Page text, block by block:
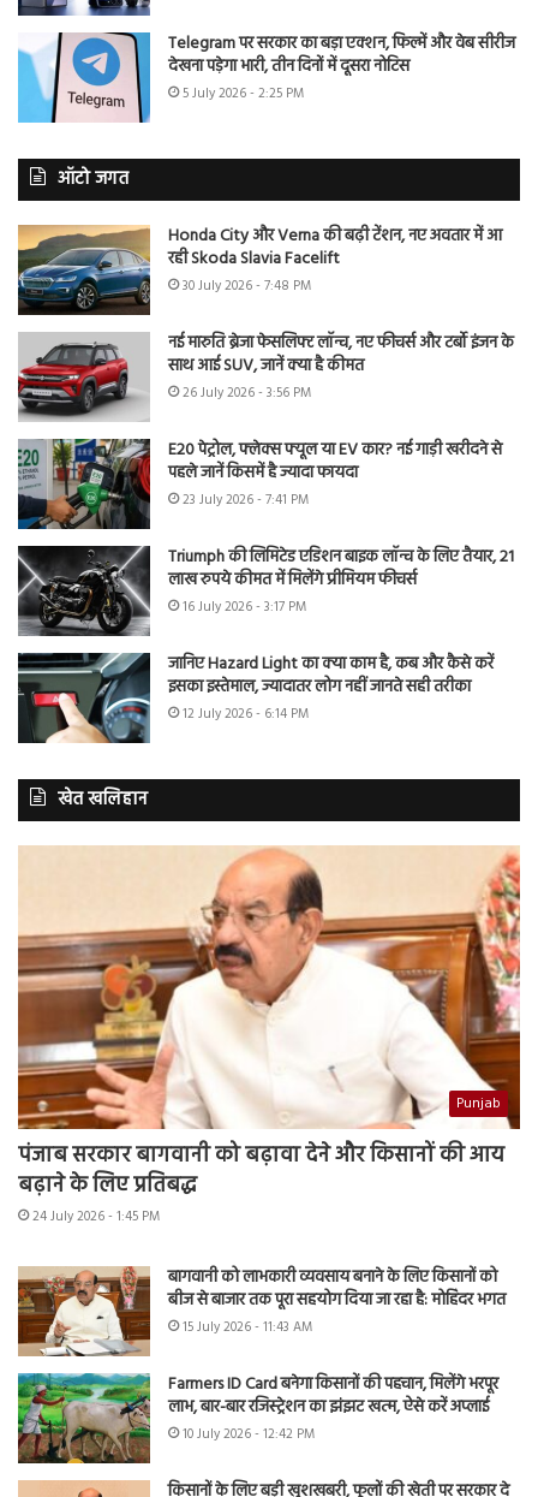
Telegram पर सरकार का बड़ा एक्शन, फिल्में और वेब सीरीज
देखना पड़ेगा भारी, तीन दिनों में दूसरा नोटिस
5 July 2026 - 2:25 PM
ऑटो जगत
Honda City और Verna की बढ़ी टेंशन, नए अवतार में आ
रही Skoda Slavia Facelift
30 July 2026 - 7:48 PM
नई मारुति ब्रेजा फेसलिफ्ट लॉन्च, नए फीचर्स और टर्बो इंजन के
साथ आई SUV, जानें क्या है कीमत
26 July 2026 - 3:56 PM
E20 पेट्रोल, फ्लेक्स फ्यूल या EV कार? नई गाड़ी खरीदने से
पहले जानें किसमें है ज्यादा फायदा
23 July 2026 - 7:41 PM
Triumph की लिमिटेड एडिशन बाइक लॉन्च के लिए तैयार, 21
लाख रुपये कीमत में मिलेंगे प्रीमियम फीचर्स
16 July 2026 - 3:17 PM
जानिए Hazard Light का क्या काम है, कब और कैसे करें
इसका इस्तेमाल, ज्यादातर लोग नहीं जानते सही तरीका
12 July 2026 - 6:14 PM
खेत खलिहान
Punjab
पंजाब सरकार बागवानी को बढ़ावा देने और किसानों की आय
बढ़ाने के लिए प्रतिबद्ध
24 July 2026 - 1:45 PM
बागवानी को लाभकारी व्यवसाय बनाने के लिए किसानों को
बीज से बाजार तक पूरा सहयोग दिया जा रहा है: मोहिंदर भगत
15 July 2026 - 11:43 AM
Farmers ID Card बनेगा किसानों की पहचान, मिलेंगे भरपूर
लाभ, बार-बार रजिस्ट्रेशन का झंझट खत्म, ऐसे करें अप्लाई
10 July 2026 - 12:42 PM